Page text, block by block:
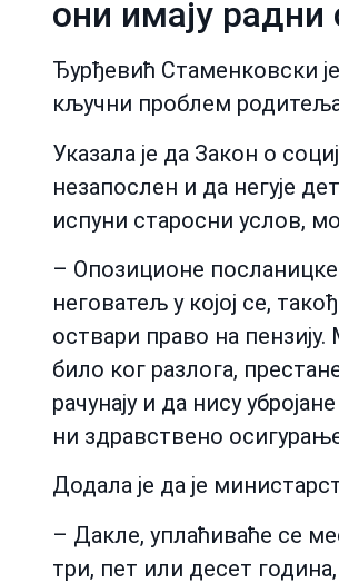
они имају радни
Ђурђевић Стаменковски
кључни проблем
Указала је да Закон о
незапослен и да негује
испуни старосни услов,
– Опозиционе посланицке
неговатељ у којој се,
оствари право на
било ког разлога,
рачунају и да нису
ни здравствено
Додала је да је
– Дакле, уплаћиваће се
три, пет или десет